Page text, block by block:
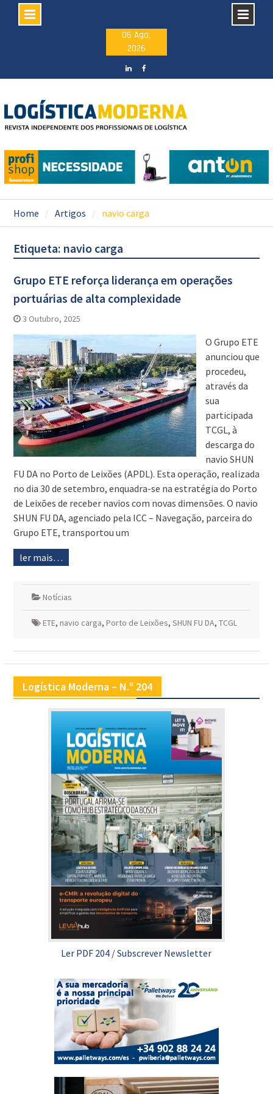
06 Ago,
2026
Home Artigos navio carga
Etiqueta: navio carga
Grupo ETE reforça liderança em operações
portuárias de alta complexidade
3 Outubro, 2025
O Grupo ETE
anunciou que
procedeu,
através da
sua
participada
TCGL, à
descarga do
navio SHUN
FU DA no Porto de Leixões (APDL). Esta operação, realizada
no dia 30 de setembro, enquadra-se na estratégia do Porto
de Leixões de receber navios com novas dimensões. O navio
SHUN FU DA, agenciado pela ICC – Navegação, parceira do
Grupo ETE, transportou um
ler mais…
Notícias
ETE, navio carga, Porto de Leixões, SHUN FU DA, TCGL
Logística Moderna – N.º 204
Ler PDF 204 /Subscrever Newsletter